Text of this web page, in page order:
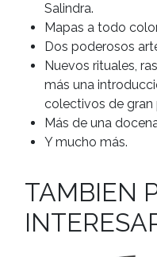
Salindra.
Mapas a todo
Dos poderosos
Nuevos rituales,
más una
colectivos de gran
Más de una
Y mucho más.
TAMBIEN